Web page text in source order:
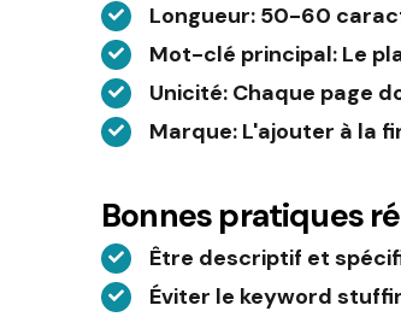
Longueur: 50-60
Mot-clé principal: Le
Unicité: Chaque page
Marque: L'ajouter à la
Bonnes pratiques
Être descriptif et
Éviter le keyword